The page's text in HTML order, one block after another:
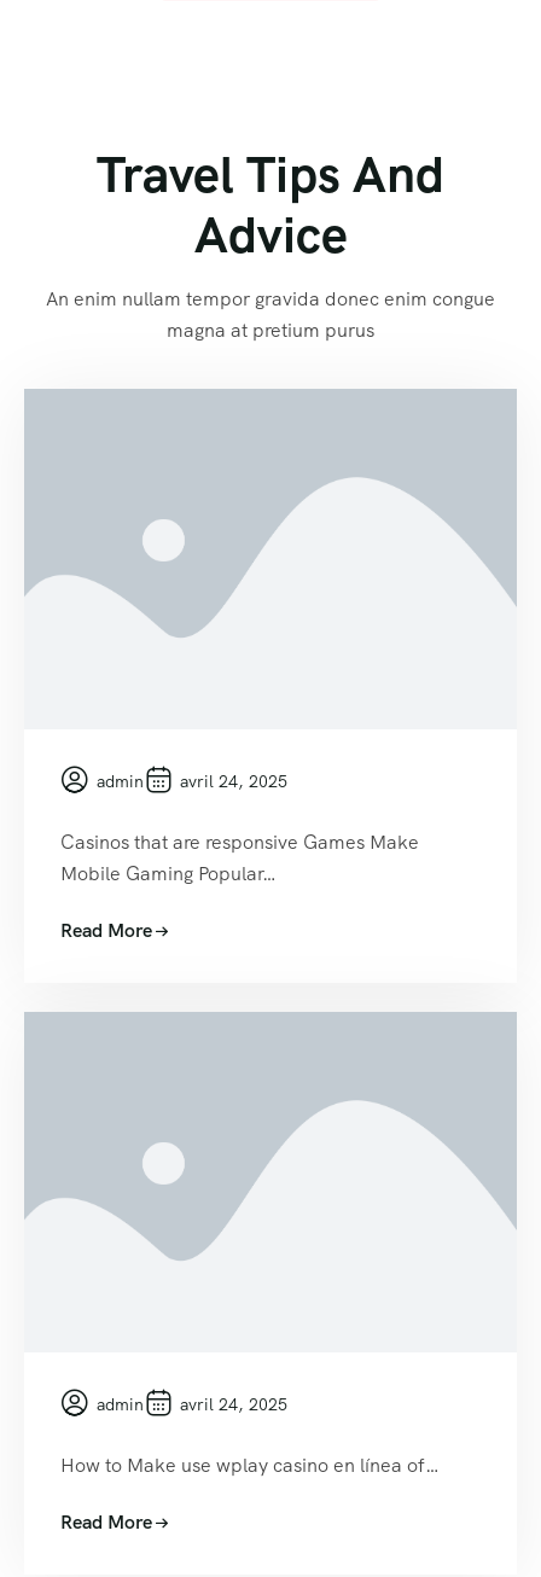
Travel Tips And
Advice
An enim nullam tempor gravida donec enim congue
magna at pretium purus
admin avril 24, 2025
Casinos that are responsive Games Make
Mobile Gaming Popular…
Read More
admin avril 24, 2025
How to Make use wplay casino en línea of…
Read More